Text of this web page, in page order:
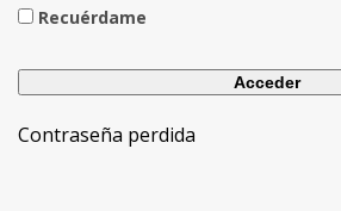
Recuérdame
Contraseña perdida